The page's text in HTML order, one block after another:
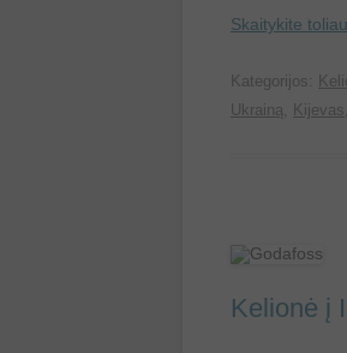
Skaitykite toliau
Kategorijos:
Ukrainą
Kijevas
Kelionė į